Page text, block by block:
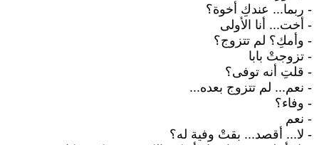
- ربما... عندكِ أخوة؟
- أخت... أنا الأولى
- وأمكِ؟ لم تتزوج؟
- تزوجتْ بابا
- قلتِ أنه توفى؟
- نعم... لم تتزوج بعده...
- وفاء؟
- نعم
- لا... أقصد... بقتْ وفية له؟